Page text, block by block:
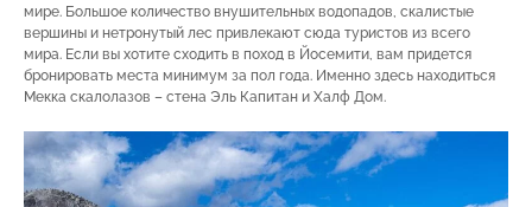
мире. Большое количество внушительных водопадов, скалистые
вершины и нетронутый лес привлекают сюда туристов из всего
мира. Если вы хотите сходить в поход в Йосемити, вам придется
бронировать места минимум за пол года. Именно здесь находиться
Мекка скалолазов – стена Эль Капитан и Халф Дом.